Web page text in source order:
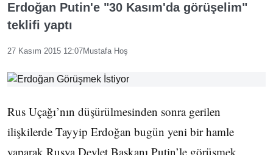
Erdoğan Putin'e "30 Kasım'da görüşelim"
teklifi yaptı
27 Kasım 2015 12:07Mustafa Hoş
Rus Uçağı’nın düşürülmesinden sonra gerilen
ilişkilerde Tayyip Erdoğan bugün yeni bir hamle
yaparak Rusya Devlet Başkanı Putin’le görüşmek